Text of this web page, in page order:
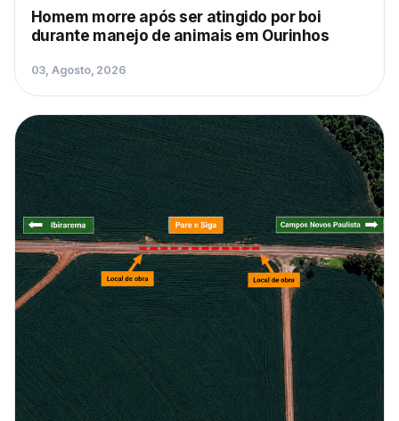
Homem morre após ser atingido por boi
durante manejo de animais em Ourinhos
03, Agosto, 2026